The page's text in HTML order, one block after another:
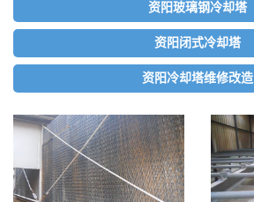
资阳玻璃钢冷却塔
资阳闭式冷却塔
资阳冷却塔维修改造